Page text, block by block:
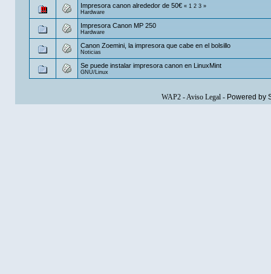
Impresora canon alrededor de 50€ «1 2 3»
Hardware
Impresora Canon MP 250
Hardware
Canon Zoemini, la impresora que cabe en el bolsillo
Noticias
Se puede instalar impresora canon en LinuxMint
GNU/Linux
WAP2-Aviso Legal- Powered by